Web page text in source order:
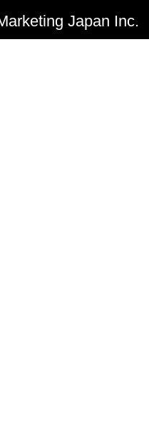
Japan Inc.